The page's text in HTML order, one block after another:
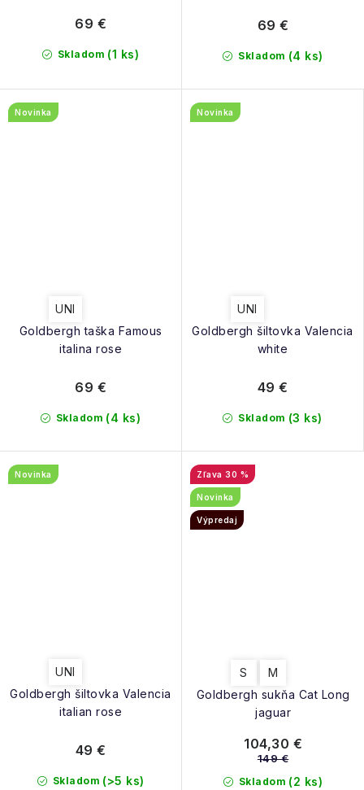
Skladom (1 ks)
69 €
Skladom (4 ks)
69 €
Goldbergh taška Famous
italina rose
Novinka
UNI
Skladom (4 ks)
69 €
Goldbergh šiltovka Valencia
white
Novinka
UNI
Skladom (3 ks)
49 €
Goldbergh šiltovka Valencia
italian rose
Novinka
UNI
Skladom (>5 ks)
49 €
Goldbergh sukňa Cat Long
jaguar
30 %
Novinka
Výpredaj
S M
Skladom (2 ks)
104,30 €
149 €